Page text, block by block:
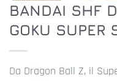
BANDAI SHF
GOKU SUPER
Da Dragon Ball Z, il